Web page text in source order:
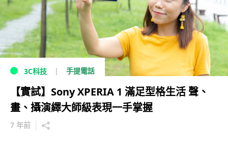
3C科技 手提電話
【實試】Sony XPERIA 1 滿足型格生活 聲、
畫、攝演繹大師級表現一手掌握
7 年前